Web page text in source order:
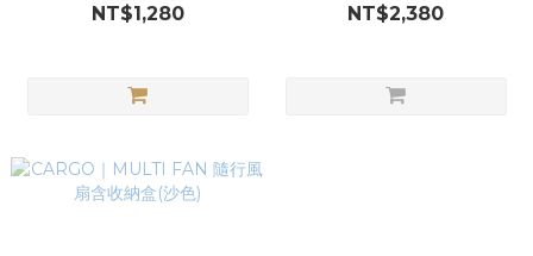
NT$1,280 NT$2,380